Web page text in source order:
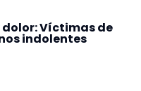
Víctimas de
indolentes